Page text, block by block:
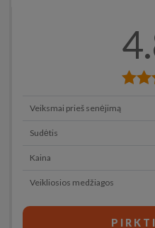
Veiksmai prieš senėjimą
Sudėtis
Kaina
Veikliosios medžiagos